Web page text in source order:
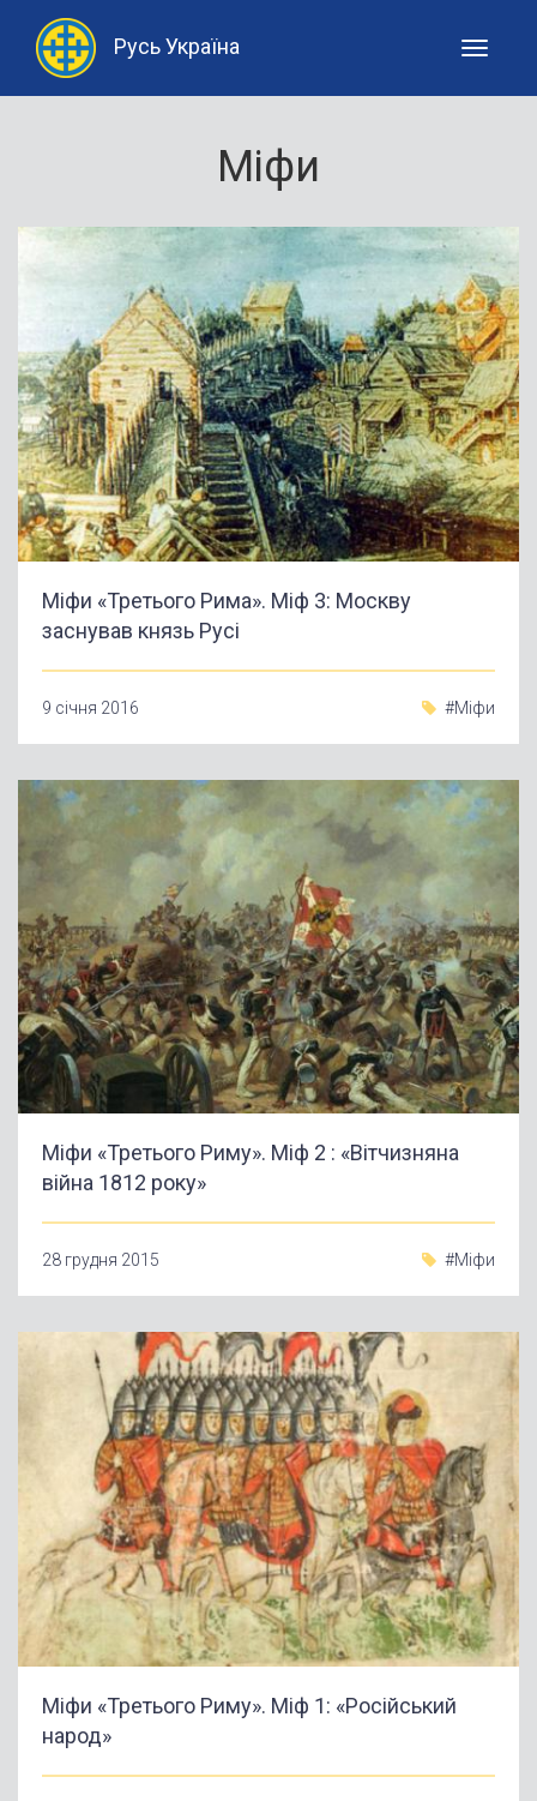
Toggle
Русь Україна
Міфи
Міфи «Третього Рима». Міф 3: Москву
заснував князь Русі
9 січня 2016 #Міфи
Міфи «Третього Риму». Міф 2 : «Вітчизняна
війна 1812 року»
28 грудня 2015 #Міфи
Міфи «Третього Риму». Міф 1: «Російський
народ»